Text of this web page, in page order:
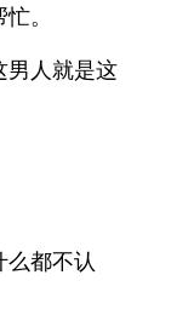
。
男人就是这
么都不认